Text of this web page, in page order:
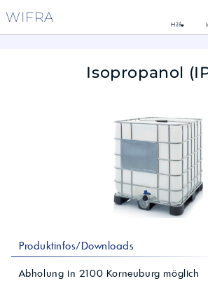
WIFRA Hilfe
Isopropanol
Produktinfos/Downloads
Abholung in 2100 Korneuburg möglich